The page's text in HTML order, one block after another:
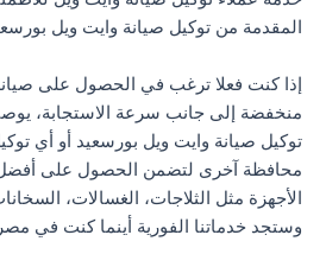
المقدمة من توكيل صيانة وايت ويل
إذا كنت فعلا ترغب في الحصول على
منخفضة إلى جانب سرعة الاستجابة،
توكيل صيانة وايت ويل بورسعيد أو أي
محافظة آخرى لتضمن الحصول على
الأجهزة مثل الثلاجات، الغسالات،
وستجد خدماتنا الفورية أينما كنت في